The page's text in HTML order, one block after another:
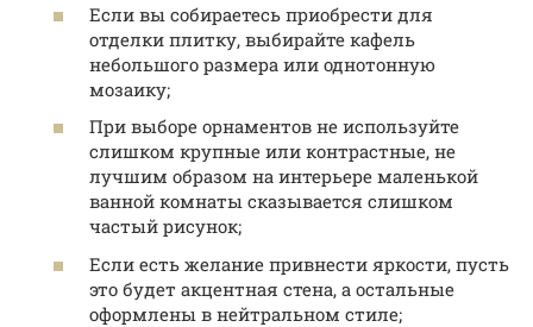
Если вы собираетесь приобрести для
отделки плитку, выбирайте кафель
небольшого размера или однотонную
мозаику;
При выборе орнаментов не используйте
слишком крупные или контрастные, не
лучшим образом на интерьере маленькой
ванной комнаты сказывается слишком
частый рисунок;
Если есть желание привнести яркости, пусть
это будет акцентная стена, а остальные
оформлены в нейтральном стиле;